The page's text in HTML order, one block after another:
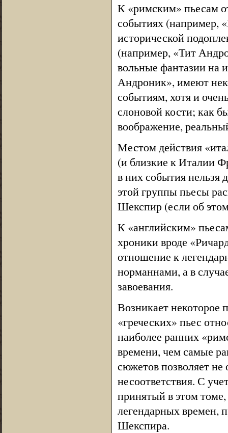
К «римским» пьесам
событиях (например,
исторической
(например, «Тит
вольные фантазии на
Андроник», имеют
событиям, хотя и
слоновой кости; как
воображение,
Местом действия
(и близкие к Италии
в них события нельзя
этой группы пьесы
Шекспир (если об
К «английским»
хроники вроде
отношение к
норманнами, а в
завоевания.
Возникает некоторое
«греческих» пьес
наиболее ранних
времени, чем самые
сюжетов позволяет
несоответствия. С
принятый в этом
легендарных времен,
Шекспира.